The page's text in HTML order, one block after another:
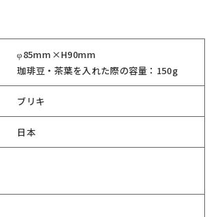
φ85mm×H90mm
珈琲豆・茶葉を入れた際の容量：150g
ブリキ
日本